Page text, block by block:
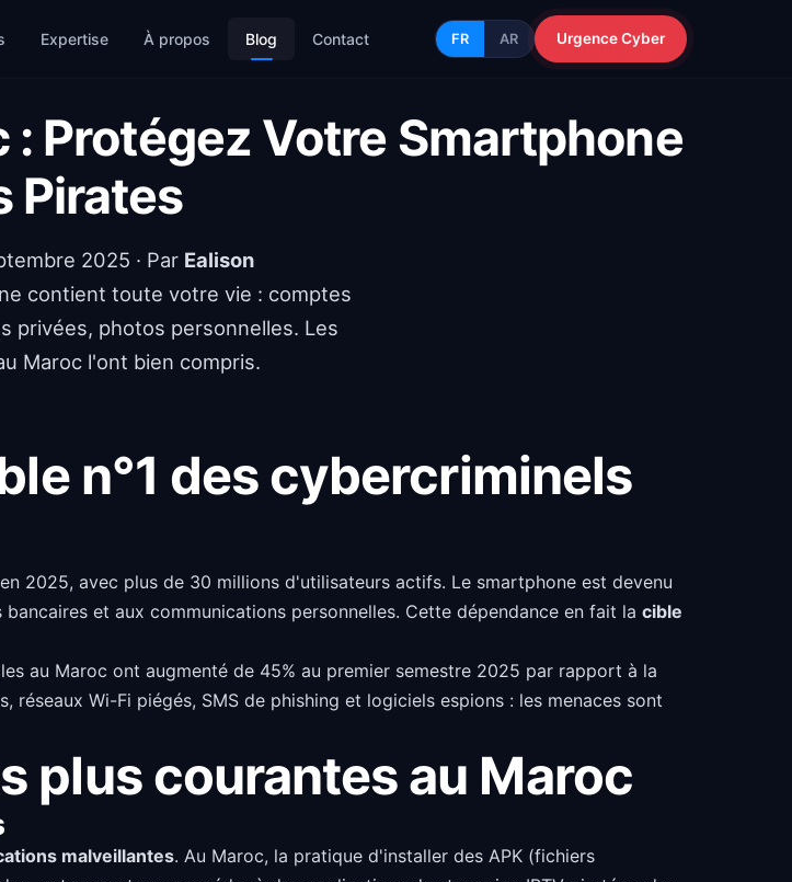
Expertise À propos Blog Contact FR AR Urgence Cyber
Protégez Votre Smartphone
Pirates
2025 · Par Ealison
contient toute votre vie : comptes
privées, photos personnelles. Les
Maroc l'ont bien compris.
n°1 des cybercriminels
en 2025, avec plus de 30 millions d'utilisateurs actifs. Le smartphone est devenu
et aux communications personnelles. Cette dépendance en fait la cible
au Maroc ont augmenté de 45% au premier semestre 2025 par rapport à la
Wi-Fi piégés, SMS de phishing et logiciels espions : les menaces sont
plus courantes au Maroc
malveillantes. Au Maroc, la pratique d'installer des APK (fichiers